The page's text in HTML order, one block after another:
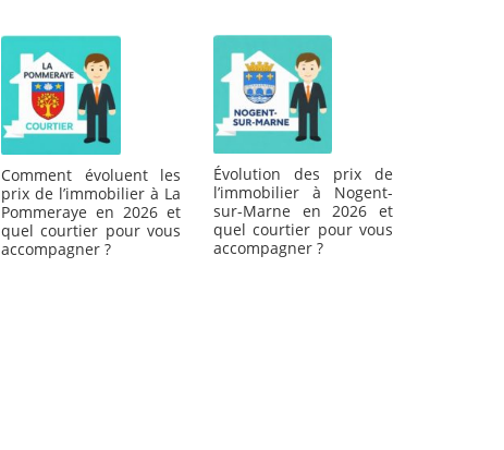
Comment évoluent les
prix de l’immobilier à La
Pommeraye en 2026 et
quel courtier pour vous
accompagner ?
Évolution des prix de
l’immobilier à Nogent-
sur-Marne en 2026 et
quel courtier pour vous
accompagner ?